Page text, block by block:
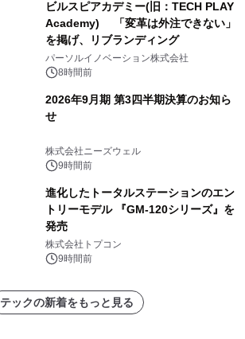
ビルスピアカデミー(旧：TECH PLAY
Academy) 「変革は外注できない」
を掲げ、リブランディング
パーソルイノベーション株式会社
8時間前
2026年9月期 第3四半期決算のお知ら
せ
株式会社ニーズウェル
9時間前
進化したトータルステーションのエン
トリーモデル 『GM-120シリーズ』を
発売
株式会社トプコン
9時間前
テックの新着をもっと見る